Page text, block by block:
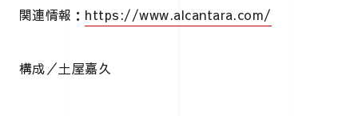
関連情報： https://www.alcantara.com/
構成／土屋嘉久